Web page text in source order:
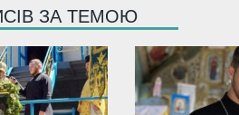
ЗА ТЕМОЮ